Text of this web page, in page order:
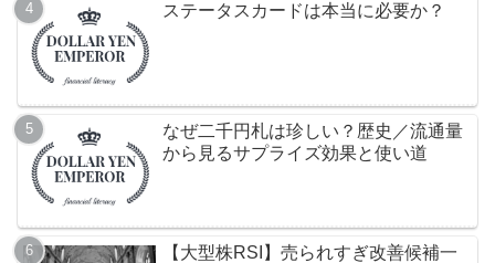
ステータスカードは本当に必要か？
なぜ二千円札は珍しい？歴史／流通量
から見るサプライズ効果と使い道
【大型株RSI】売られすぎ改善候補一